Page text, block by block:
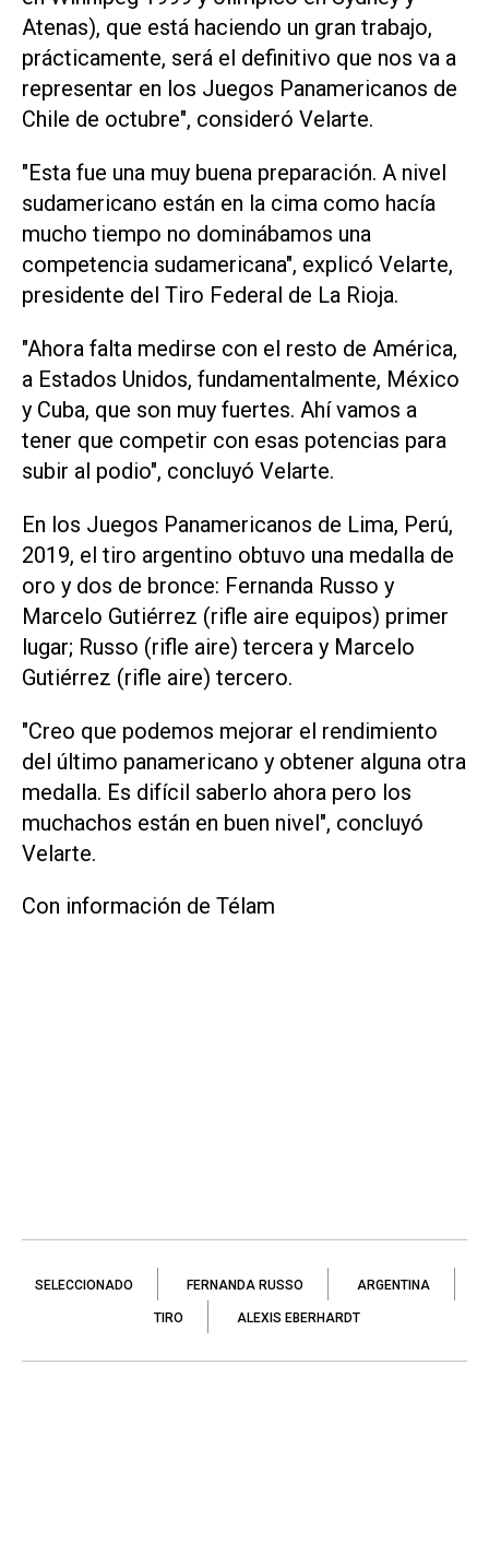
Atenas), que está haciendo un gran trabajo,
prácticamente, será el definitivo que nos va a
representar en los Juegos Panamericanos de
Chile de octubre", consideró Velarte.
"Esta fue una muy buena preparación. A nivel
sudamericano están en la cima como hacía
mucho tiempo no dominábamos una
competencia sudamericana", explicó Velarte,
presidente del Tiro Federal de La Rioja.
"Ahora falta medirse con el resto de América,
a Estados Unidos, fundamentalmente, México
y Cuba, que son muy fuertes. Ahí vamos a
tener que competir con esas potencias para
subir al podio", concluyó Velarte.
En los Juegos Panamericanos de Lima, Perú,
2019, el tiro argentino obtuvo una medalla de
oro y dos de bronce: Fernanda Russo y
Marcelo Gutiérrez (rifle aire equipos) primer
lugar; Russo (rifle aire) tercera y Marcelo
Gutiérrez (rifle aire) tercero.
"Creo que podemos mejorar el rendimiento
del último panamericano y obtener alguna otra
medalla. Es difícil saberlo ahora pero los
muchachos están en buen nivel", concluyó
Velarte.
Con información de Télam
SELECCIONADO FERNANDA RUSSO ARGENTINA
TIRO ALEXIS EBERHARDT